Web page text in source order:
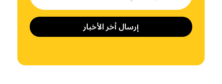
إرسال أخر الأخبار